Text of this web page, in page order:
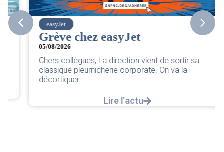
easyJet
Grève chez easyJet
05/08/2026
Chers collègues, La direction vient de sortir sa
classique pleurnicherie corporate. On va la
décortiquer...
Lire l'actu